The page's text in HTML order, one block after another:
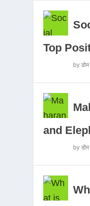
Top
by
and
by